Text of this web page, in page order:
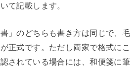
て記載します。
書」のどちらも書き方は同じで、毛
正式です。ただし両家で格式にこ
されている場合には、和便箋に筆